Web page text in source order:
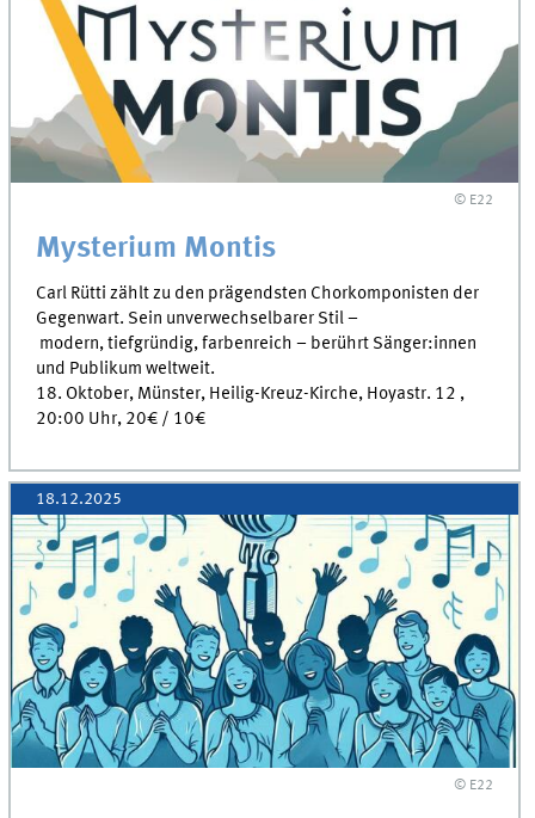
© E22
Mysterium Montis
Carl Rütti zählt zu den prägendsten Chorkomponisten der
Gegenwart. Sein unverwechselbarer Stil –
modern, tiefgründig, farbenreich – berührt Sänger:innen
und Publikum weltweit.
18. Oktober, Münster, Heilig-Kreuz-Kirche, Hoyastr. 12 ,
20:00 Uhr, 20€ / 10€
18.12.2025
© E22